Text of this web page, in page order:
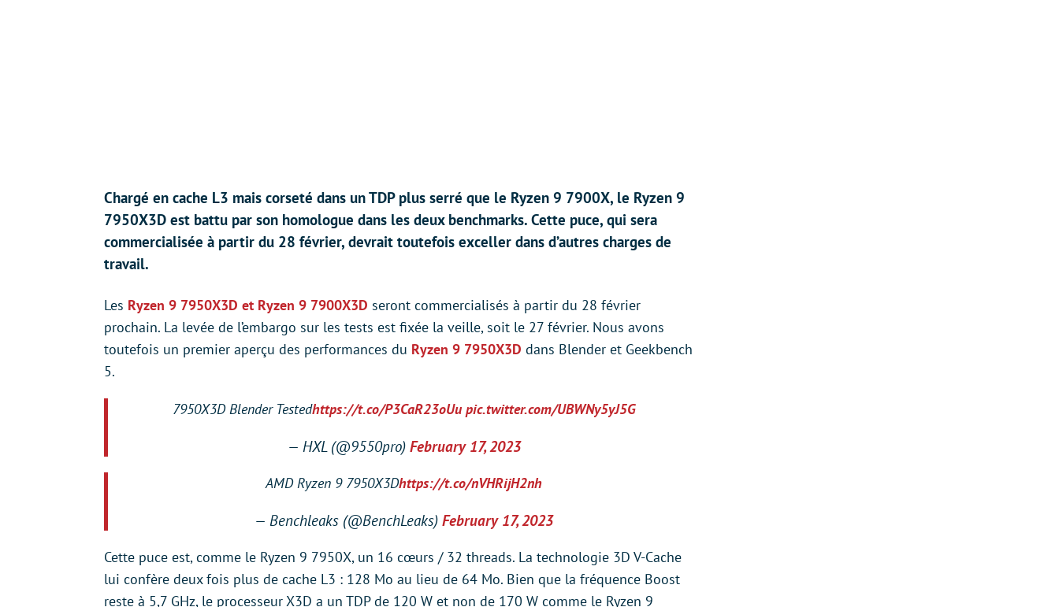
Chargé en cache L3 mais corseté dans un TDP plus serré que le Ryzen 9 7900X, le Ryzen 9
7950X3D est battu par son homologue dans les deux benchmarks. Cette puce, qui sera
commercialisée à partir du 28 février, devrait toutefois exceller dans d’autres charges de
travail.
Les Ryzen 9 7950X3D et Ryzen 9 7900X3D seront commercialisés à partir du 28 février
prochain. La levée de l’embargo sur les tests est fixée la veille, soit le 27 février. Nous avons
toutefois un premier aperçu des performances du Ryzen 9 7950X3D dans Blender et Geekbench
5.
7950X3D Blender Testedhttps://t.co/P3CaR23oUu pic.twitter.com/UBWNy5yJ5G
— HXL (@9550pro) February 17, 2023
AMD Ryzen 9 7950X3Dhttps://t.co/nVHRijH2nh
— Benchleaks (@BenchLeaks) February 17, 2023
Cette puce est, comme le Ryzen 9 7950X, un 16 cœurs / 32 threads. La technologie 3D V-Cache
lui confère deux fois plus de cache L3 : 128 Mo au lieu de 64 Mo. Bien que la fréquence Boost
reste à 5,7 GHz, le processeur X3D a un TDP de 120 W et non de 170 W comme le Ryzen 9